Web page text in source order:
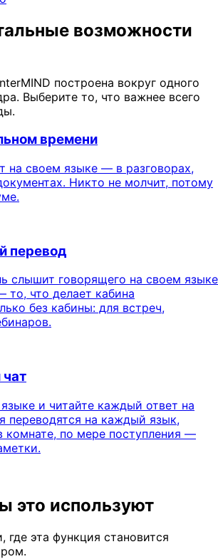
возможности
построена вокруг одного
Выберите то, что важнее всего
времени
на своем языке — в разговорах,
Никто не молчит, потому
перевод
слышит говорящего на своем языке
что делает кабина
без кабины: для встреч,
и читайте каждый ответ на
переводятся на каждый язык,
комнате, по мере поступления —
это используют
где эта функция становится